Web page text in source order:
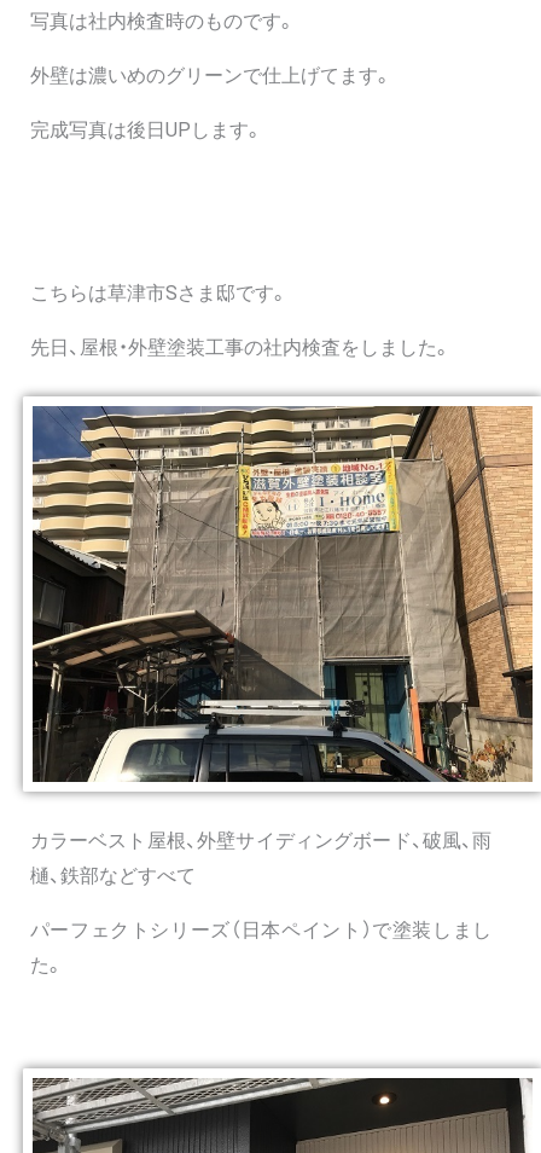
写真は社内検査時のものです。
外壁は濃いめのグリーンで仕上げてます。
完成写真は後日UPします。
こちらは草津市Sさま邸です。
先日、屋根・外壁塗装工事の社内検査をしました。
カラーベスト屋根、外壁サイディングボード、破風、雨
樋、鉄部などすべて
パーフェクトシリーズ（日本ペイント）で塗装しまし
た。